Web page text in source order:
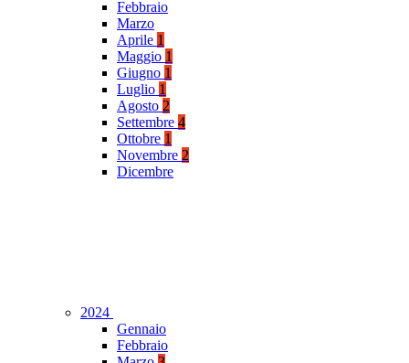
Febbraio
Marzo
Aprile 1
Maggio 1
Giugno 1
Luglio 1
Agosto 2
Settembre 4
Ottobre 1
Novembre 2
Dicembre
2024
Gennaio
Febbraio